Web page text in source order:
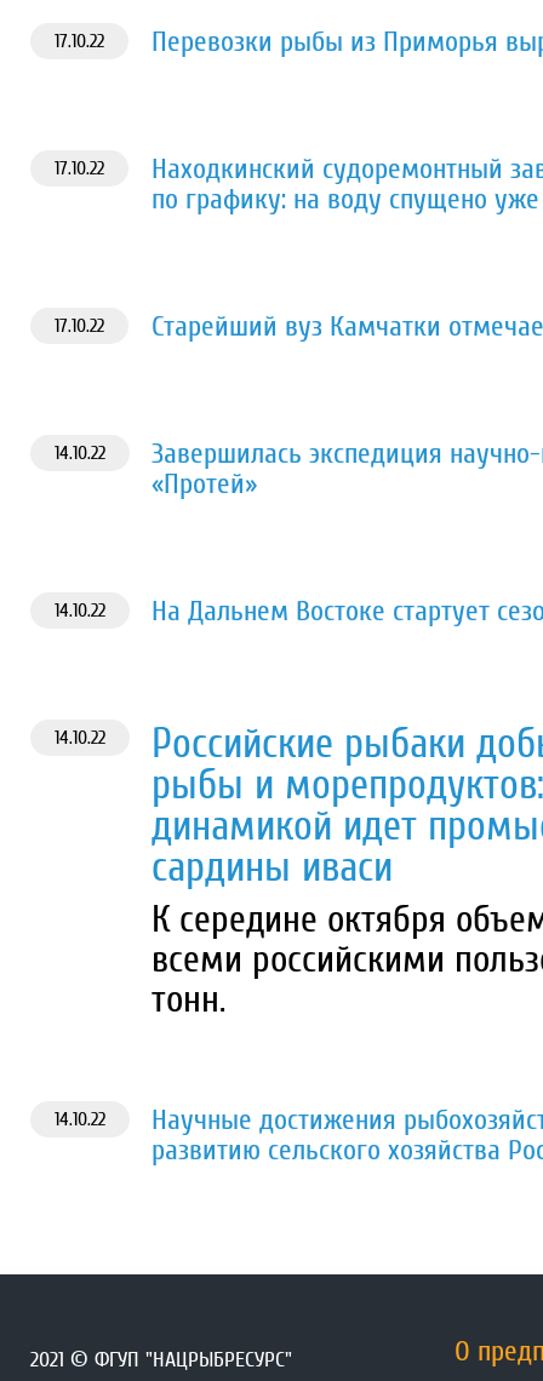
17.10.22 Перевозки рыбы из Приморья
17.10.22
Находкинский судоремонтный
по графику: на воду спущено уже
17.10.22 Старейший вуз Камчатки
14.10.22
Завершилась экспедиция
«Протей»
14.10.22 На Дальнем Востоке стартует
14.10.22
Российские рыбаки
рыбы и
динамикой идет
сардины иваси
К середине октября
всеми российскими
тонн.
14.10.22
Научные достижения
развитию сельского хозяйства
2021 © ФГУП "НАЦРЫБРЕСУРС" О